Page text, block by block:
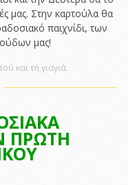
μας. Στην καρτούλα θα
παιχνίδι, των
μας!
και τη γιαγιά
ΠΡΩΤΗ